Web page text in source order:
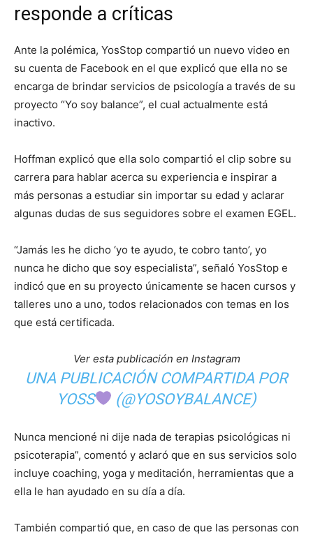
responde a críticas
Ante la polémica, YosStop compartió un nuevo video en
su cuenta de Facebook en el que explicó que ella no se
encarga de brindar servicios de psicología a través de su
proyecto “Yo soy balance”, el cual actualmente está
inactivo.
Hoffman explicó que ella solo compartió el clip sobre su
carrera para hablar acerca su experiencia e inspirar a
más personas a estudiar sin importar su edad y aclarar
algunas dudas de sus seguidores sobre el examen EGEL.
“Jamás les he dicho ‘yo te ayudo, te cobro tanto’, yo
nunca he dicho que soy especialista”, señaló YosStop e
indicó que en su proyecto únicamente se hacen cursos y
talleres uno a uno, todos relacionados con temas en los
que está certificada.
Ver esta publicación en Instagram
UNA PUBLICACIÓN COMPARTIDA POR
YOSS
(@YOSOYBALANCE)
Nunca mencioné ni dije nada de terapias psicológicas ni
psicoterapia”, comentó y aclaró que en sus servicios solo
incluye coaching, yoga y meditación, herramientas que a
ella le han ayudado en su día a día.
También compartió que, en caso de que las personas con